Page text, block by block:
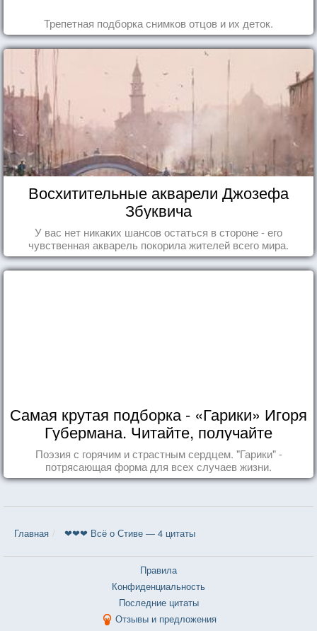
Трепетная подборка снимков отцов и их деток.
Восхитительные акварели Джозефа
Збуквича
У вас нет никаких шансов остаться в стороне - его
чувственная акварель покорила жителей всего мира.
Самая крутая подборка - «Гарики» Игоря
Губермана. Читайте, получайте
удовольствие!
Поэзия с горячим и страстным сердцем. "Гарики" -
потрясающая форма для всех случаев жизни.
Главная ❤❤❤ Всё о Стиве — 4 цитаты
Правила
Конфиденциальность
Последние цитаты
Отзывы и предложения